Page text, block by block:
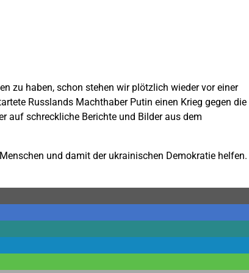
zu haben, schon stehen wir plötzlich wieder vor einer
Russlands Machthaber Putin einen Krieg gegen die
auf schreckliche Berichte und Bilder aus dem
und damit der ukrainischen Demokratie helfen.